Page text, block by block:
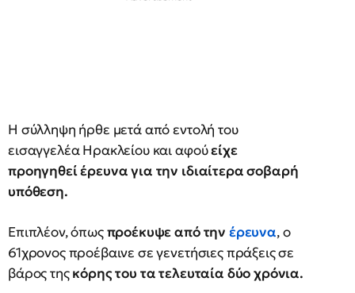
Η σύλληψη ήρθε μετά από εντολή του
εισαγγελέα Ηρακλείου και αφούείχε
προηγηθεί έρευνα για την ιδιαίτερα σοβαρή
υπόθεση.
Επιπλέον, όπωςπροέκυψε από την έρευνα, ο
61χρονος προέβαινε σε γενετήσιες πράξεις σε
βάρος τηςκόρης του τα τελευταία δύο χρόνια.